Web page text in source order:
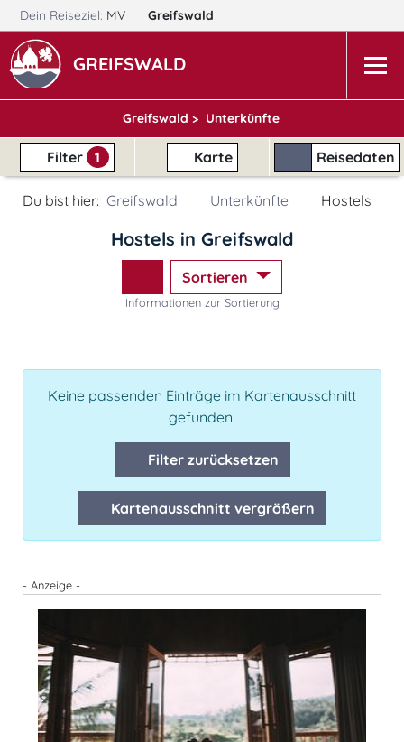
Dein Reiseziel: MV Greifswald
GREIFSWALD
Greifswald > Unterkünfte
Filter 1 Karte Reisedaten
Du bist hier: Greifswald Unterkünfte Hostels
Hostels in Greifswald
Sortieren
Informationen zur Sortierung
Keine passenden Einträge im Kartenausschnitt
gefunden.
Filter zurücksetzen
Kartenausschnitt vergrößern
- Anzeige -